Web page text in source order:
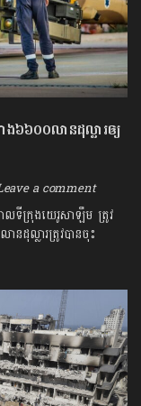
ង៦៦០០លានដុល្លារឲ្យ
a comment
បាលទីក្រុងយេរូសាឡឹម ត្រូវ
នដុល្លារត្រូវបានចុះ